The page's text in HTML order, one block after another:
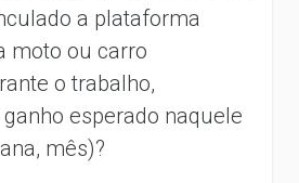
a plataforma
moto ou carro
o trabalho,
esperado naquele
mês)?